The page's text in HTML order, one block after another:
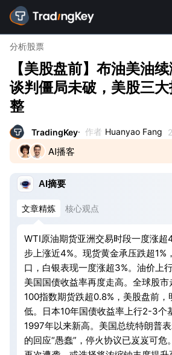
分析股票
【美股盘前】布油美油
谈判僵局未破，美股三
整
TradingKey 作者 Huanyao Fang
AI播客
AI摘要
文章精炼 核心观点
WTI原油期货亚洲交易时段一度涨超
步上涨近4%。现货黄金承压跌超1%
口，白银表现一度涨超3%。油价上
美国国债收益率再度走高。全球股
100指数期货跌超0.8%，美股盘前，
低。日本10年国债收益率上行2-3个
1997年以来新高。美国总统特朗普
的回应“愚蠢”，停火协议已岌岌可危